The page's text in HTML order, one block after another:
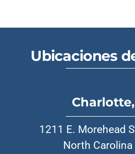
Ubicaciones
1211 E. Morehead
North